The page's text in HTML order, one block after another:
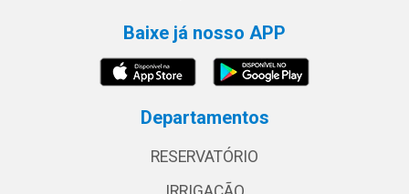
Baixe já nosso APP
Departamentos
RESERVATÓRIO